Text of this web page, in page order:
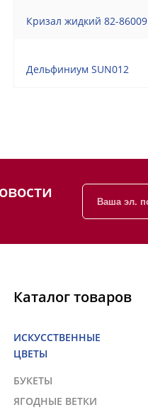
Кризал жидкий 82-86009
Дельфиниум SUN012
Каталог товаров
ИСКУССТВЕННЫЕ
ЦВЕТЫ
БУКЕТЫ
ЯГОДНЫЕ ВЕТКИ